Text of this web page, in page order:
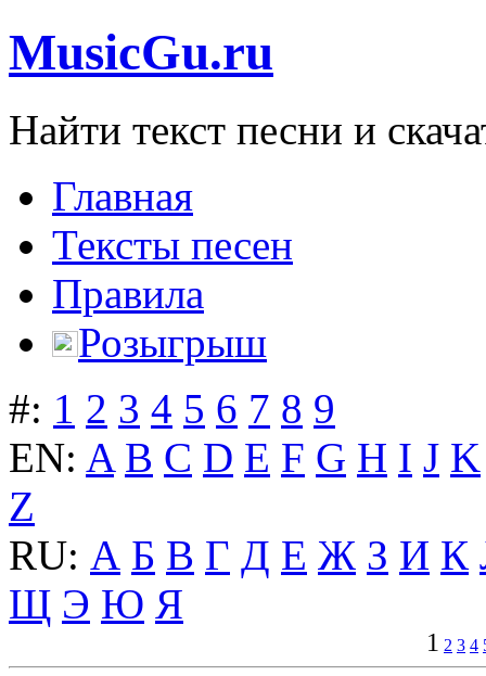
MusicGu.ru
Найти текст песни и
Главная
Тексты песен
Правила
Розыгрыш
#: 1 2 3 4 5 6 7 8 9
EN: A B C D E F G H I J K
Z
RU: А Б В Г Д Е Ж З И К
Щ Э Ю Я
1 2 3 4